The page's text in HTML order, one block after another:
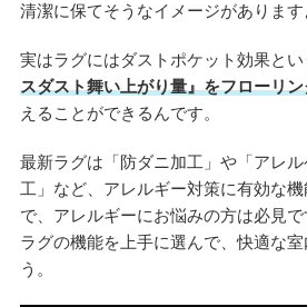
清潔に保てそうなイメージがあります
実はラグにはダストポケット効果とい
スダスト舞い上がり量』をフローリ
えることができるんです。
最新ラグは「防ダニ加工」や「アレ
工」など、アレルギー対策に有効な
で、アレルギーにお悩みの方は必見で
ラグの機能を上手に選んで、快適な
う。